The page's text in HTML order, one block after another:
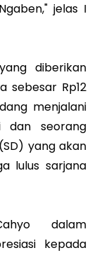
jelas I
diberikan
sebesar Rp12
menjalani
dan seorang
yang akan
lulus sarjana
dalam
kepada